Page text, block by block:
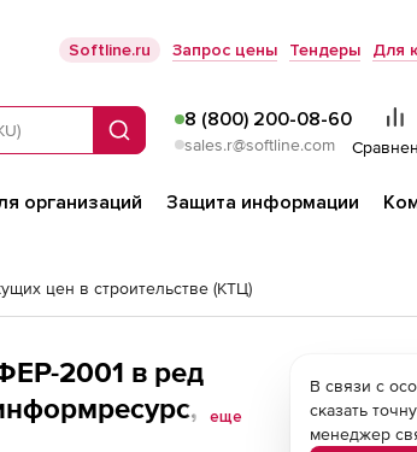
Softline.ru Запрос цены Тендеры Для
Поиск
8 (800) 200-08-60
sales.r@softline.com
организаций Защита информации
цен в строительстве (КТЦ)
2001 в ред
за
еще
В связи с
сказать
менеджер